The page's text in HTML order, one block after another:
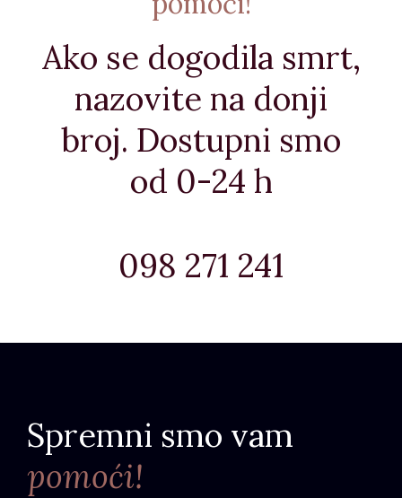
Ako se dogodila smrt,
nazovite na donji
broj. Dostupni smo
od 0-24 h
098 271 241
Spremni smo vam
pomoći!